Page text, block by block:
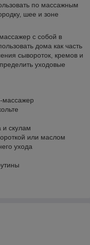
по массажным
шее и зоне
с собой в
дома как часть
сывороток, кремов и
уходовые
массажер
скулам
или маслом
ухода